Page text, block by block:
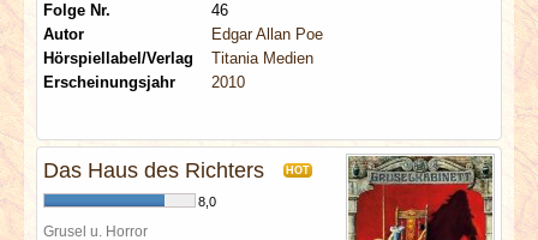
Folge Nr.
46
Autor
Edgar Allan Poe
Hörspiellabel/Verlag
Titania Medien
Erscheinungsjahr
2010
Das Haus des Richters HOT
8,0
Grusel u. Horror